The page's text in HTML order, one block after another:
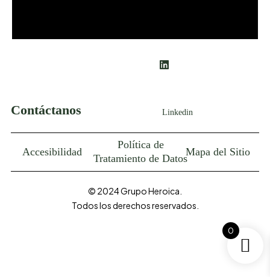
Contáctanos Linkedin
Accesibilidad
Política de
Tratamiento de Datos
Mapa del Sitio
© 2024 Grupo Heroica.
Todos los derechos reservados.
0